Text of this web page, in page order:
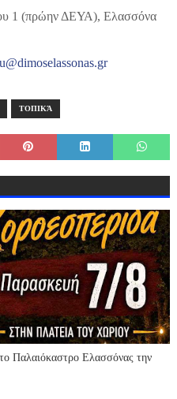
1 (πρώην ΔΕΥΑ), Ελασσόνα
ΤΟΠΙΚΆ
Παλαιόκαστρο Ελασσόνας την